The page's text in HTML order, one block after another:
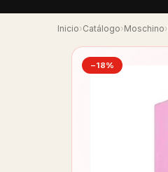
Inicio›Catálogo›Moschino›
−18%